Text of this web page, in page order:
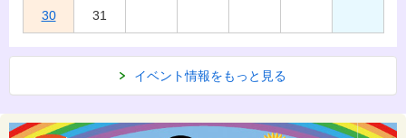
30 31
イベント情報をもっと見る